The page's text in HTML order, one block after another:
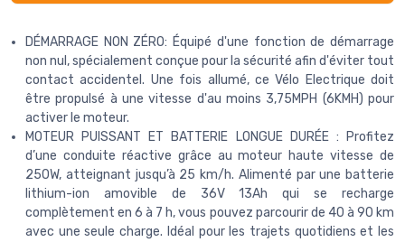
DÉMARRAGE NON ZÉRO: Équipé d'une fonction de démarrage
non nul, spécialement conçue pour la sécurité afin d'éviter tout
contact accidentel. Une fois allumé, ce Vélo Electrique doit
être propulsé à une vitesse d'au moins 3,75MPH (6KMH) pour
activer le moteur.
MOTEUR PUISSANT ET BATTERIE LONGUE DURÉE : Profitez
d’une conduite réactive grâce au moteur haute vitesse de
250W, atteignant jusqu’à 25 km/h. Alimenté par une batterie
lithium-ion amovible de 36V 13Ah qui se recharge
complètement en 6 à 7 h, vous pouvez parcourir de 40 à 90 km
avec une seule charge. Idéal pour les trajets quotidiens et les